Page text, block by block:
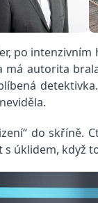
po
autorita
do skříně.
úklidem, když